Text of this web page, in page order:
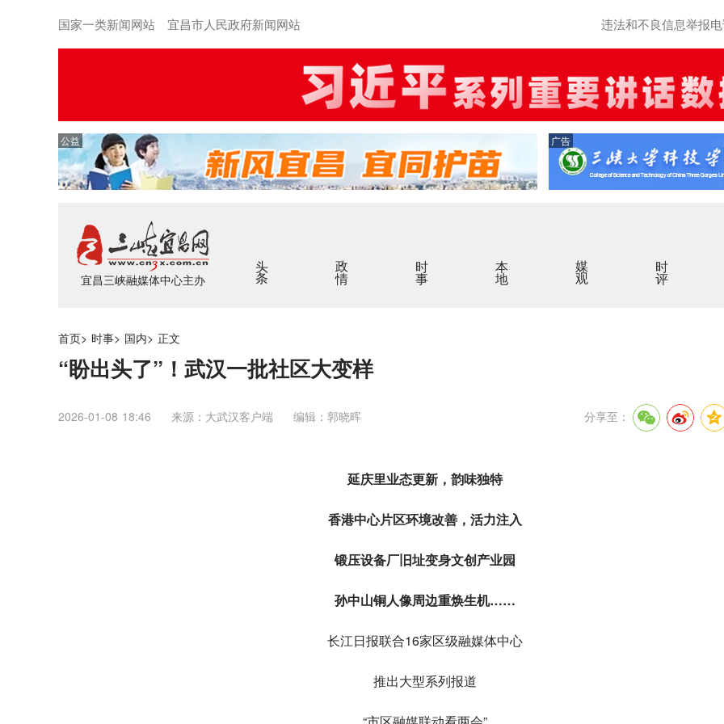
国家一类新闻网站 宜昌市人民政府新闻网站 违法和不良信息举报
公益 广告
宜昌三峡融媒体中心主办
头条 政情 时事 本地 媒观 时评
首页> 时事> 国内> 正文
“盼出头了”！武汉一批社区大变样
2026-01-08 18:46 来源：大武汉客户端 编辑：郭晓晖 分享至：
延庆里业态更新，韵味独特
香港中心片区环境改善，活力注入
锻压设备厂旧址变身文创产业园
孙中山铜人像周边重焕生机……
长江日报联合16家区级融媒体中心
推出大型系列报道